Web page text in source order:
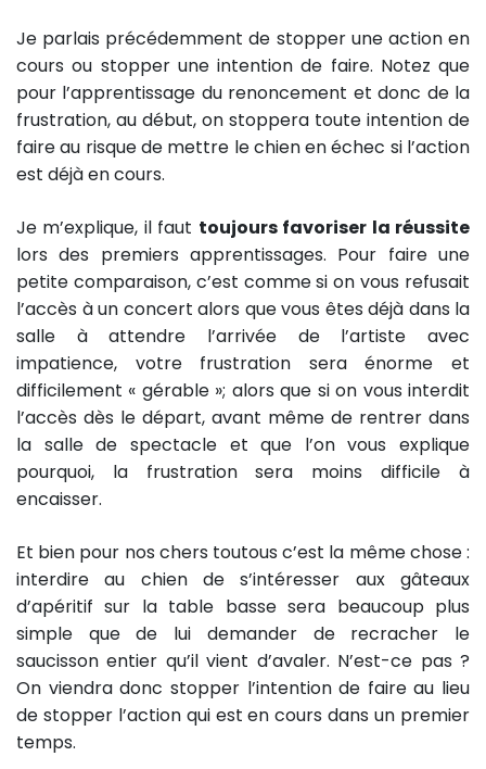
Je parlais précédemment de stopper une action en
cours ou stopper une intention de faire. Notez que
pour l’apprentissage du renoncement et donc de la
frustration, au début, on stoppera toute intention de
faire au risque de mettre le chien en échec si l’action
est déjà en cours.
Je m’explique, il faut toujours favoriser la réussite
lors des premiers apprentissages. Pour faire une
petite comparaison, c’est comme si on vous refusait
l’accès à un concert alors que vous êtes déjà dans la
salle à attendre l’arrivée de l’artiste avec
impatience, votre frustration sera énorme et
difficilement « gérable »; alors que si on vous interdit
l’accès dès le départ, avant même de rentrer dans
la salle de spectacle et que l’on vous explique
pourquoi, la frustration sera moins difficile à
encaisser.
Et bien pour nos chers toutous c’est la même chose :
interdire au chien de s’intéresser aux gâteaux
d’apéritif sur la table basse sera beaucoup plus
simple que de lui demander de recracher le
saucisson entier qu’il vient d’avaler. N’est-ce pas ?
On viendra donc stopper l’intention de faire au lieu
de stopper l’action qui est en cours dans un premier
temps.